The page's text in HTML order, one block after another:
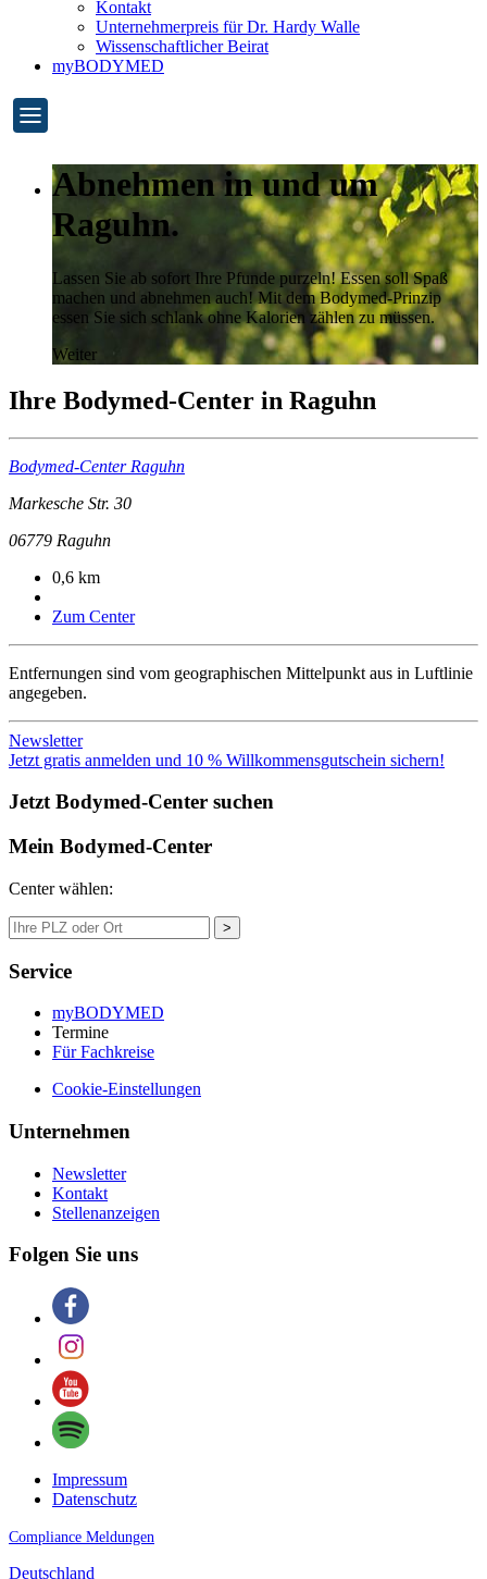
Kontakt
Unternehmerpreis für Dr. Hardy Walle
Wissenschaftlicher Beirat
myBODYMED
Abnehmen in und um
Raguhn.
Lassen Sie ab sofort Ihre Pfunde purzeln! Essen soll Spaß
machen und abnehmen auch! Mit dem Bodymed-Prinzip
essen Sie sich schlank ohne Kalorien zählen zu müssen.
Weiter
Ihre Bodymed-Center in Raguhn
Bodymed-Center Raguhn
Markesche Str. 30
06779 Raguhn
0,6 km
Zum Center
Entfernungen sind vom geographischen Mittelpunkt aus in Luftlinie
angegeben.
Newsletter
Jetzt gratis anmelden und 10 % Willkommensgutschein sichern!
Jetzt Bodymed-Center suchen
Mein Bodymed-Center
Center wählen:
>
Service
myBODYMED
Termine
Für Fachkreise
Cookie-Einstellungen
Unternehmen
Newsletter
Kontakt
Stellenanzeigen
Folgen Sie uns
Impressum
Datenschutz
Compliance Meldungen
Deutschland